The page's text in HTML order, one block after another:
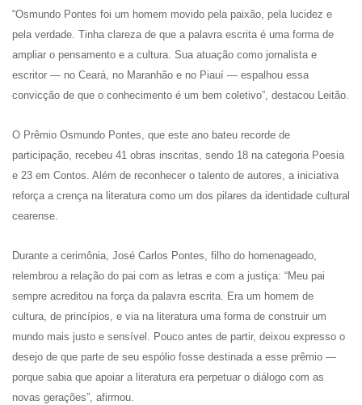
“Osmundo Pontes foi um homem movido pela paixão, pela lucidez e
pela verdade. Tinha clareza de que a palavra escrita é uma forma de
ampliar o pensamento e a cultura. Sua atuação como jornalista e
escritor — no Ceará, no Maranhão e no Piauí — espalhou essa
convicção de que o conhecimento é um bem coletivo”, destacou Leitão.
O Prêmio Osmundo Pontes, que este ano bateu recorde de
participação, recebeu 41 obras inscritas, sendo 18 na categoria Poesia
e 23 em Contos. Além de reconhecer o talento de autores, a iniciativa
reforça a crença na literatura como um dos pilares da identidade cultural
cearense.
Durante a cerimônia, José Carlos Pontes, filho do homenageado,
relembrou a relação do pai com as letras e com a justiça: “Meu pai
sempre acreditou na força da palavra escrita. Era um homem de
cultura, de princípios, e via na literatura uma forma de construir um
mundo mais justo e sensível. Pouco antes de partir, deixou expresso o
desejo de que parte de seu espólio fosse destinada a esse prêmio —
porque sabia que apoiar a literatura era perpetuar o diálogo com as
novas gerações”, afirmou.